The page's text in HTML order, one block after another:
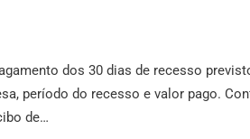
dos 30 dias de recesso
período do recesso e valor pago.
de…